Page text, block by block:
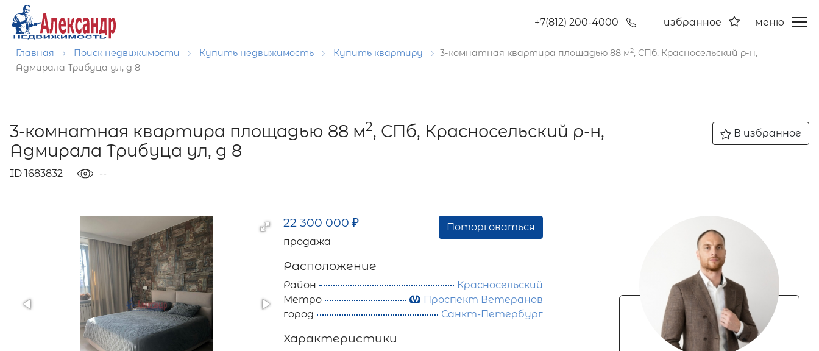
+7(812) 200-4000 избранное меню
Главная Поиск недвижимости Купить недвижимость Купить квартиру 3-комнатная квартира площадью 88 м2, СПб, Красносельский р-н,
Адмирала Трибуца ул, д 8
3-комнатная квартира площадью 88 м2, СПб, Красносельский р-н,
Адмирала Трибуца ул, д 8
ID 1683832 --
В избранное
22 300 000₽
продажа
Поторговаться
Расположение
Район
Красносельский
Метро
Проспект Ветеранов
город
Санкт-Петербург
Характеристики